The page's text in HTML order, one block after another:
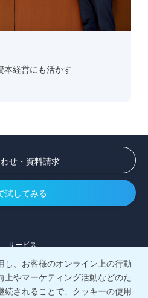
本経営にも活かす
し、お客様のオンライン上の行動
やマーケティング活動などのた
されることで、クッキーの使用
せ・資料請求
試してみる
サービス
式会社